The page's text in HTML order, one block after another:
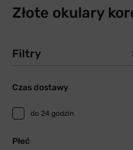
Złote okulary
Filtry
Czas dostawy
do 24 godzin
Płeć